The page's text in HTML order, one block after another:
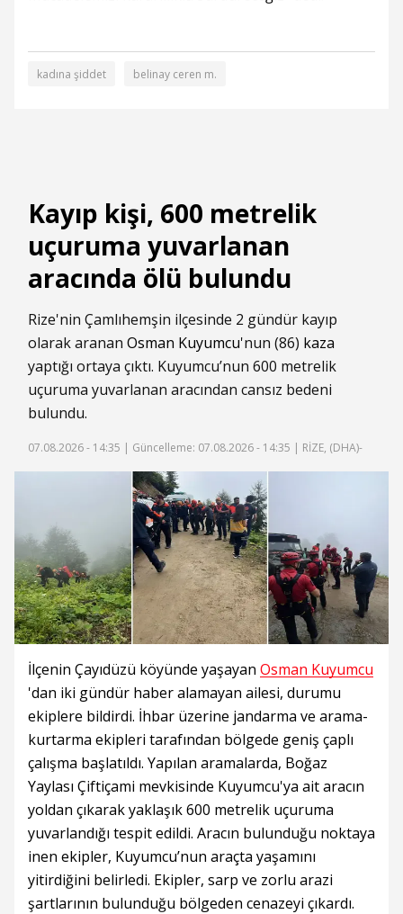
kadına şiddet belinay ceren m.
Kayıp kişi, 600 metrelik
uçuruma yuvarlanan
aracında ölü bulundu
Rize'nin Çamlıhemşin ilçesinde 2 gündür kayıp
olarak aranan Osman Kuyumcu'nun (86) kaza
yaptığı ortaya çıktı. Kuyumcu’nun 600 metrelik
uçuruma yuvarlanan aracından cansız bedeni
bulundu.
07.08.2026 - 14:35 | Güncelleme: 07.08.2026 - 14:35 | RİZE, (DHA)-
İlçenin Çayıdüzü köyünde yaşayan Osman Kuyumcu
'dan iki gündür haber alamayan ailesi, durumu
ekiplere bildirdi. İhbar üzerine jandarma ve arama-
kurtarma ekipleri tarafından bölgede geniş çaplı
çalışma başlatıldı. Yapılan aramalarda, Boğaz
Yaylası Çiftiçami mevkisinde Kuyumcu'ya ait aracın
yoldan çıkarak yaklaşık 600 metrelik uçuruma
yuvarlandığı tespit edildi. Aracın bulunduğu noktaya
inen ekipler, Kuyumcu’nun araçta yaşamını
yitirdiğini belirledi. Ekipler, sarp ve zorlu arazi
şartlarının bulunduğu bölgeden cenazeyi çıkardı.